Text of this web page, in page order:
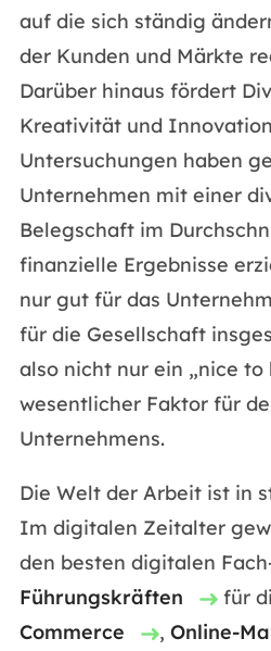
auf die sich ständig
der Kunden und Märkte
Darüber hinaus fördert
Kreativität und
Untersuchungen haben
Unternehmen mit einer
Belegschaft im
finanzielle Ergebnisse
nur gut für das
für die Gesellschaft
also nicht nur ein „nice to
wesentlicher Faktor für
Unternehmens.
Die Welt der Arbeit ist in
Im digitalen Zeitalter
den besten digitalen
Führungskräften
für
Commerce
, Online-